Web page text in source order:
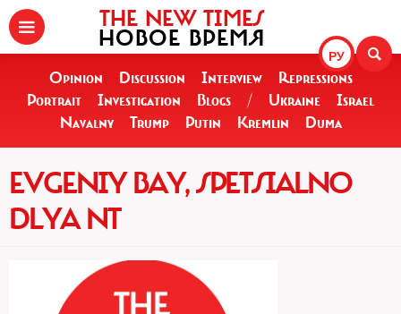
РУ
THE NEW TIMES
НОВОЕ ВРЕМЯ
Opinion Discussion Interview
Repressions
Portrait
Investigation Blogs / Ukraine
Israel
Navalny
Trump Putin Kremlin Duma
EVGENIY BAY, SPETSIALNO
DLYA NT